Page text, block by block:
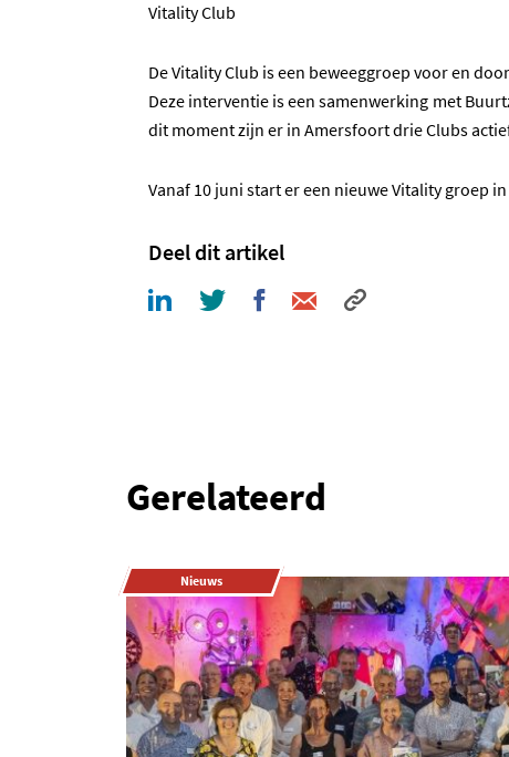
Vitality Club
De Vitality Club is een beweeggroep voor en
Deze interventie is een samenwerking met
dit moment zijn er in Amersfoort drie Clubs
Vanaf 10 juni start er een nieuwe Vitality groep
Deel dit artikel
Gerelateerd
Nieuws